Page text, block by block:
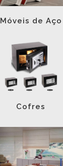
Móveis de Aço
Cofres